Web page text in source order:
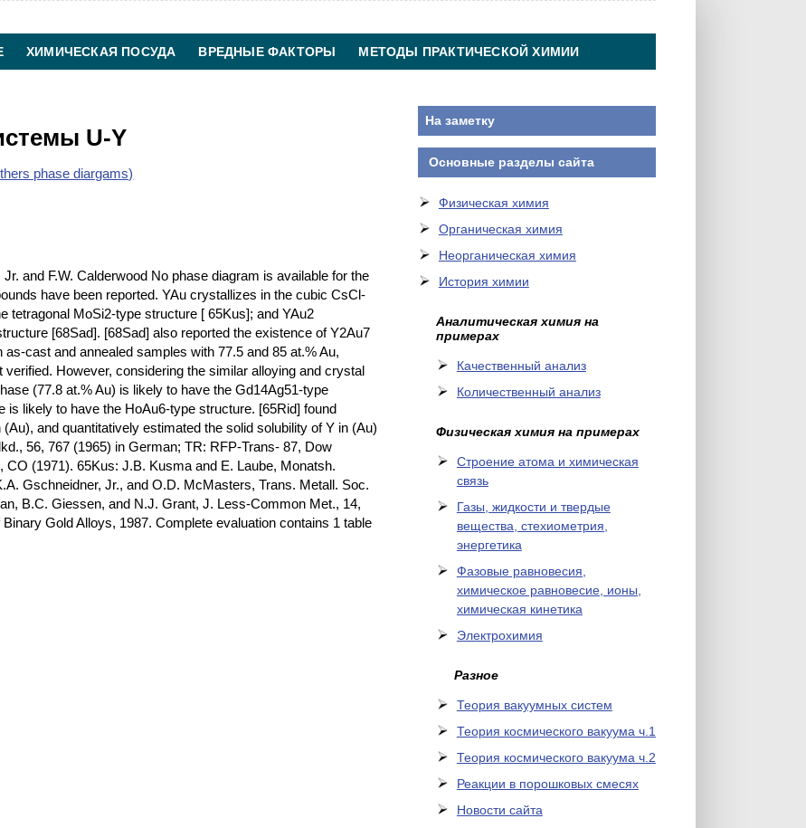
ХИМИЧЕСКАЯ ПОСУДА ВРЕДНЫЕ ФАКТОРЫ МЕТОДЫ ПРАКТИЧЕСКОЙ ХИМИИ
U-Y
phase diargams)
and F.W. Calderwood No phase diagram is available for the
have been reported. YAu crystallizes in the cubic CsCl-
tetragonal MoSi2-type structure [ 65Kus]; and YAu2
[68Sad]. [68Sad] also reported the existence of Y2Au7
cast and annealed samples with 77.5 and 85 at.% Au,
However, considering the similar alloying and crystal
(77.8 at.% Au) is likely to have the Gd14Ag51-type
is likely to have the HoAu6-type structure. [65Rid] found
and quantitatively estimated the solid solubility of Y in (Au)
56, 767 (1965) in German; TR: RFP-Trans- 87, Dow
(1971). 65Kus: J.B. Kusma and E. Laube, Monatsh.
Gschneidner, Jr., and O.D. McMasters, Trans. Metall. Soc.
B.C. Giessen, and N.J. Grant, J. Less-Common Met., 14,
Gold Alloys, 1987. Complete evaluation contains 1 table
На заметку
Основные разделы сайта
Физическая химия
Органическая химия
Неорганическая химия
История химии
Аналитическая химия на
примерах
Качественный анализ
Количественный анализ
Физическая химия на примерах
Cтроение атома и химическая
связь
Газы, жидкости и твердые
вещества, стехиометрия,
энергетика
Фазовые равновесия,
химическое равновесие, ионы,
химическая кинетика
Электрохимия
Разное
Теория вакуумных систем
Теория космического вакуума ч.1
Теория космического вакуума ч.2
Реакции в порошковых смесях
Новости сайта